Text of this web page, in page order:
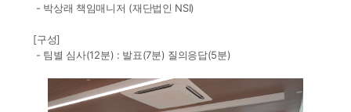
- 박상래 책임매니저 (재단법인 NSI)
[구성]
- 팀별 심사(12분) : 발표(7분) 질의응답(5분)